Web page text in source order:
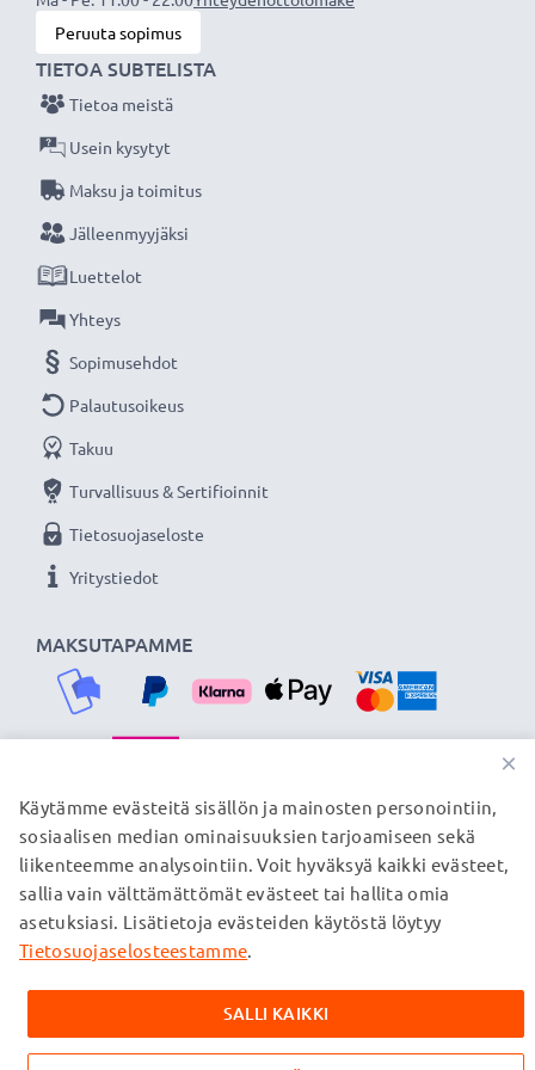
Peruuta sopimus
MAKSUTAPAMME
TIETOA SUBTELISTA
Tietoa meistä
Usein kysytyt
Maksu ja toimitus
Jälleenmyyjäksi
Luettelot
Yhteys
Sopimusehdot
Palautusoikeus
Takuu
Turvallisuus & Sertifioinnit
Tietosuojaseloste
Yritystiedot
TOIMITUSKUMPPANIMME
© subtel.fi 2026
Kaikki hinnat sisältävät arvonlisäveron, mutta ei
toimituskuluja. Kaikki sivuillamme mainitut tavaramerkit ovat
verkkosivuillamme ainoastaan tuotteitamme koskevan
×
Käytämme evästeitä sisällön ja mainosten personointiin,
sosiaalisen median ominaisuuksien tarjoamiseen sekä
liikenteemme analysointiin. Voit hyväksyä kaikki evästeet,
sallia vain välttämättömät evästeet tai hallita omia
asetuksiasi. Lisätietoja evästeiden käytöstä löytyy
Tietosuojaselosteestamme.
SALLI KAIKKI